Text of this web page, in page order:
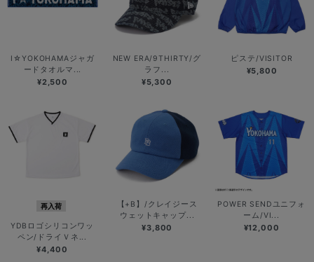
I☆YOKOHAMAジャガ
ードタオルマ...
¥2,500
NEW ERA/9THIRTY/グ
ラフ...
¥5,300
ピステ/VISITOR
¥5,800
再入荷
YDBロゴシリコンワッ
ペン/ドライＶネ...
¥4,400
【+B】/クレイジース
ウェットキャップ...
¥3,800
POWER SENDユニフォ
ーム/VI...
¥12,000